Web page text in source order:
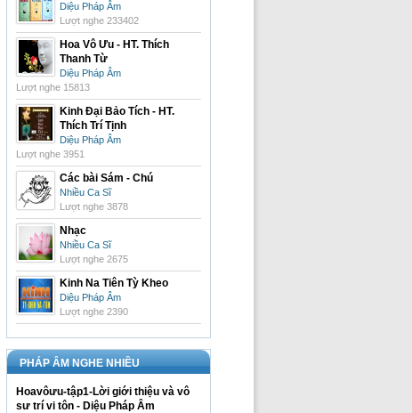
Diệu Pháp Âm
Lượt nghe 233402
Hoa Vô Ưu - HT. Thích
Thanh Từ
Diệu Pháp Âm
Lượt nghe 15813
Kinh Đại Bảo Tích - HT.
Thích Trí Tịnh
Diệu Pháp Âm
Lượt nghe 3951
Các bài Sám - Chú
Nhiều Ca Sĩ
Lượt nghe 3878
Nhạc
Nhiều Ca Sĩ
Lượt nghe 2675
Kinh Na Tiên Tỳ Kheo
Diệu Pháp Âm
Lượt nghe 2390
PHÁP ÂM NGHE NHIỀU
Hoavôưu-tập1-Lời giới thiệu và vô
sư trí vi tôn - Diệu Pháp Âm